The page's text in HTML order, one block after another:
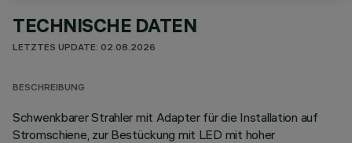
TECHNISCHE DATEN
LETZTES UPDATE: 02.08.2026
BESCHREIBUNG
Schwenkbarer Strahler mit Adapter für die Installation auf
Stromschiene, zur Bestückung mit LED mit hoher